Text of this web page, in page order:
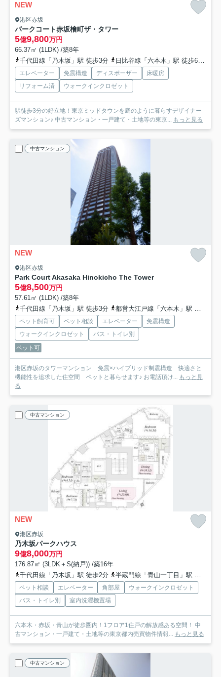
NEW
港区赤坂
パークコート赤坂檜町ザ・タワー
5億9,800万円
66.37㎡ (1LDK) /築8年
千代田線「乃木坂」駅 徒歩3分
日比谷線「六本木」駅 徒歩6分
エレベーター 免震構造 ディスポーザー
床暖房
リフォーム済
ウォークインクロゼット
駅徒歩3分の好立地！東京ミッドタウンを庭のように暮らすデザイナー
ズマンション♪ 中古マンション・一戸建て・土地等の東京... もっと見る
中古マンション
NEW
港区赤坂
Park Court Akasaka Hinokicho The Tower
5億8,500万円
57.61㎡ (1LDK) /築8年
千代田線「乃木坂」駅 徒歩3分
都営大江戸線「六本木」駅 徒歩7分
ペット飼育可 ペット相談 エレベーター
免震構造
ウォークインクロゼット
バス・トイレ別
ペット可
港区赤坂のタワーマンション 免震×ハイブリッド制震構造 快適さと
機能性を追求した住空間 ペットと暮らせます♪ お電話頂け... もっと見
る
中古マンション
NEW
港区赤坂
乃木坂パークハウス
9億8,000万円
176.87㎡ (3LDK＋S(納戸)) /築16年
千代田線「乃木坂」駅 徒歩2分
半蔵門線「青山一丁目」駅 徒歩6分
ペット相談 エレベーター 角部屋
ウォークインクロゼット
バス・トイレ別
室内洗濯機置場
六本木・赤坂・青山が徒歩圏内！1フロア1住戸の解放感ある空間！ 中
古マンション・一戸建て・土地等の東京都内売買物件情報... もっと見る
中古マンション